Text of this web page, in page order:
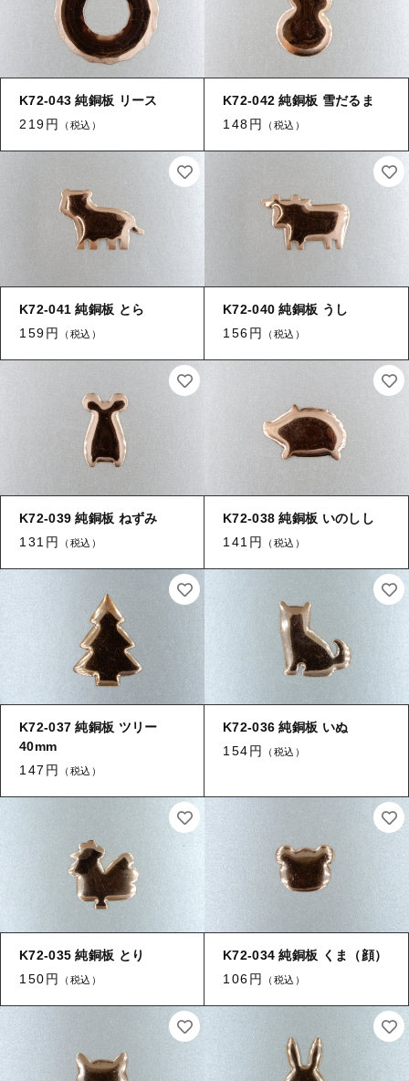
K72-043 純銅板 リース
219円
（税込）
K72-042 純銅板 雪だるま
148円
（税込）
K72-041 純銅板 とら
159円
（税込）
K72-040 純銅板 うし
156円
（税込）
K72-039 純銅板 ねずみ
131円
（税込）
K72-038 純銅板 いのしし
141円
（税込）
K72-037 純銅板 ツリー
40mm
147円
（税込）
K72-036 純銅板 いぬ
154円
（税込）
K72-035 純銅板 とり
150円
（税込）
K72-034 純銅板 くま（顔）
106円
（税込）